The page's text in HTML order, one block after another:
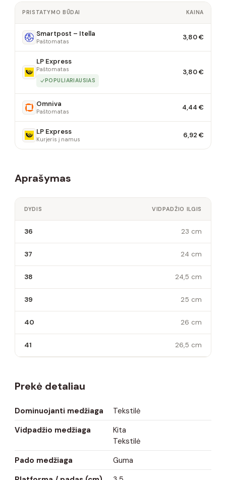
PRISTATYMO BŪDAI KAINA
Smartpost – Itella
Paštomatas 3,80 €
LP Express
Paštomatas
POPULIARIAUSIAS
3,80 €
Omniva
Paštomatas 4,44 €
LP Express
Kurjeris į namus 6,92 €
Aprašymas
DYDIS VIDPADŽIO ILGIS
36 23 cm
37 24 cm
38 24,5 cm
39 25 cm
40 26 cm
41 26,5 cm
Prekė detaliau
Dominuojanti medžiaga
Tekstilė
Vidpadžio medžiaga
Kita
Tekstilė
Pado medžiaga
Guma